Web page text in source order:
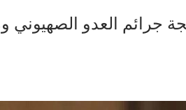
جرائم العدو